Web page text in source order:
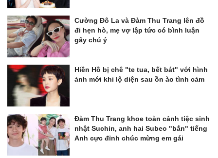
Cường Đô La và Đàm Thu Trang lên đồ
đi hẹn hò, mẹ vợ lập tức có bình luận
gây chú ý
Hiền Hồ bị chê "te tua, bết bát" với hình
ảnh mới khi lộ diện sau ồn ào tình cảm
Đàm Thu Trang khoe toàn cảnh tiệc sinh
nhật Suchin, anh hai Subeo "bắn" tiếng
Anh cực đỉnh chúc mừng em gái